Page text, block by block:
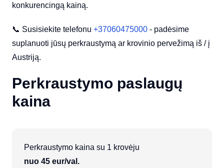
konkurencingą kainą.
📞 Susisiekite telefonu +37060475000 - padėsime
suplanuoti jūsų perkraustymą ar krovinio pervežimą iš / į
Austriją.
Perkraustymo paslaugų
kaina
Perkraustymo kaina su 1 krovėju
nuo 45 eur/val.